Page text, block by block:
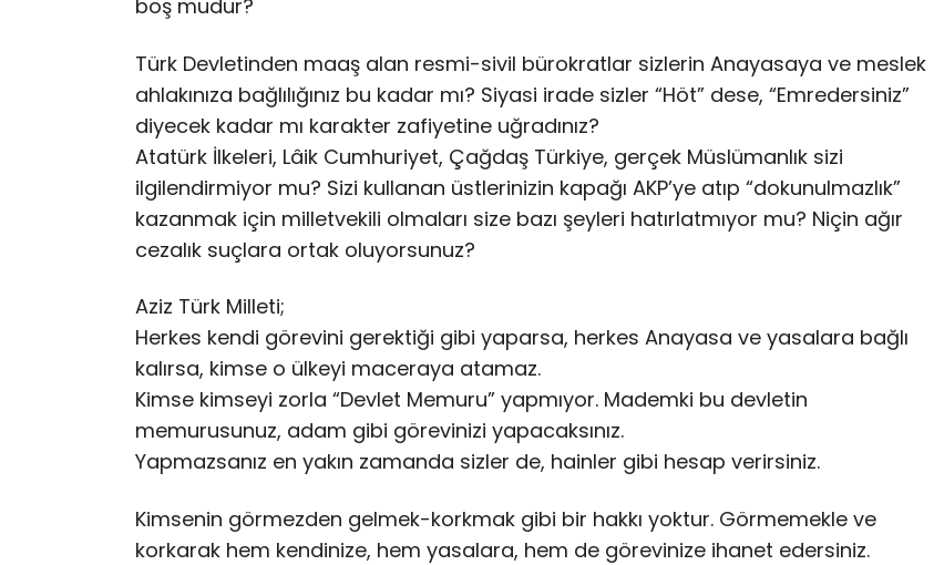
boş mudur?
Türk Devletinden maaş alan resmi-sivil bürokratlar sizlerin Anayasaya ve meslek
ahlakınıza bağlılığınız bu kadar mı? Siyasi irade sizler “Höt” dese, “Emredersiniz”
diyecek kadar mı karakter zafiyetine uğradınız?
Atatürk İlkeleri, Lâik Cumhuriyet, Çağdaş Türkiye, gerçek Müslümanlık sizi
ilgilendirmiyor mu? Sizi kullanan üstlerinizin kapağı AKP’ye atıp “dokunulmazlık”
kazanmak için milletvekili olmaları size bazı şeyleri hatırlatmıyor mu? Niçin ağır
cezalık suçlara ortak oluyorsunuz?
Aziz Türk Milleti;
Herkes kendi görevini gerektiği gibi yaparsa, herkes Anayasa ve yasalara bağlı
kalırsa, kimse o ülkeyi maceraya atamaz.
Kimse kimseyi zorla “Devlet Memuru” yapmıyor. Mademki bu devletin
memurusunuz, adam gibi görevinizi yapacaksınız.
Yapmazsanız en yakın zamanda sizler de, hainler gibi hesap verirsiniz.
Kimsenin görmezden gelmek-korkmak gibi bir hakkı yoktur. Görmemekle ve
korkarak hem kendinize, hem yasalara, hem de görevinize ihanet edersiniz.